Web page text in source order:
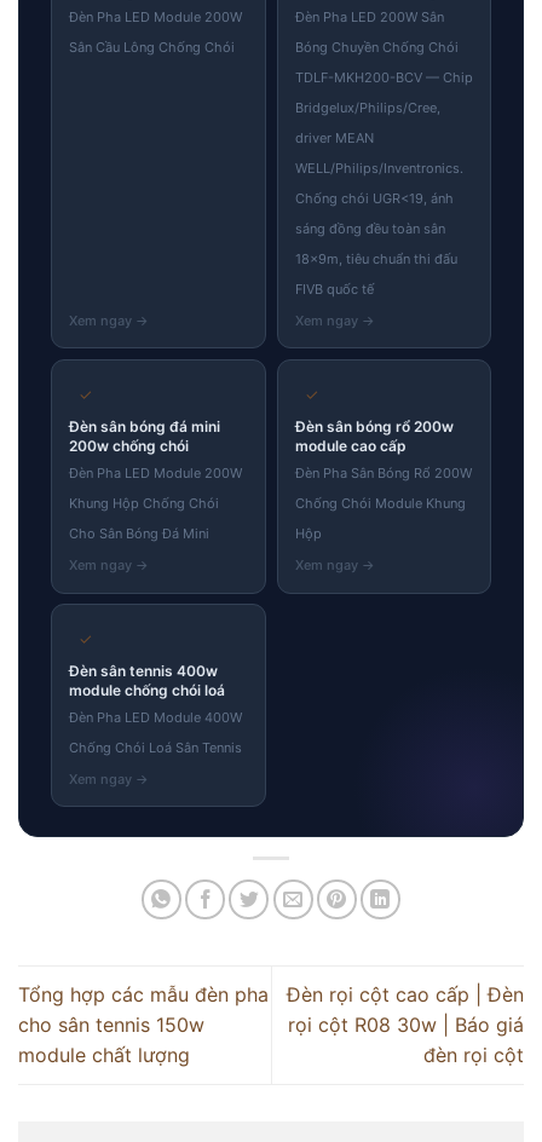
Đèn Pha LED Module 200W
Sân Cầu Lông Chống Chói
Đèn Pha LED 200W Sân
Bóng Chuyền Chống Chói
TDLF-MKH200-BCV — Chip
Bridgelux/Philips/Cree,
driver MEAN
WELL/Philips/Inventronics.
Chống chói UGR<19, ánh
sáng đồng đều toàn sân
18×9m, tiêu chuẩn thi đấu
FIVB quốc tế
✓
Đèn sân bóng đá mini
200w chống chói
Đèn Pha LED Module 200W
Khung Hộp Chống Chói
Cho Sân Bóng Đá Mini
✓
Đèn sân bóng rổ 200w
module cao cấp
Đèn Pha Sân Bóng Rổ 200W
Chống Chói Module Khung
Hộp
✓
Đèn sân tennis 400w
module chống chói loá
Đèn Pha LED Module 400W
Chống Chói Loá Sân Tennis
Tổng hợp các mẫu đèn pha
cho sân tennis 150w
module chất lượng
Đèn rọi cột cao cấp | Đèn
rọi cột R08 30w | Báo giá
đèn rọi cột